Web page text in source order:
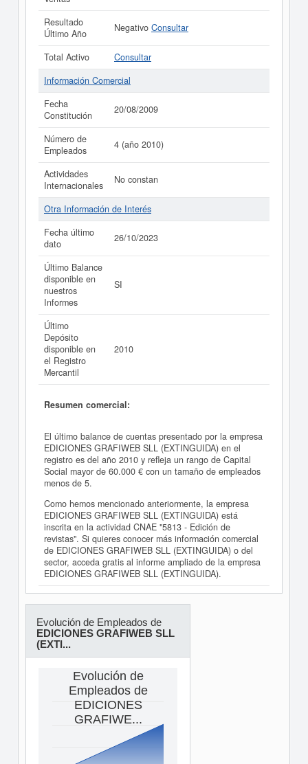
Resultado
Último Año
Negativo Consultar
Total Activo
Consultar
Información Comercial
Fecha
Constitución
20/08/2009
Número de
Empleados
4 (año 2010)
Actividades
Internacionales
No constan
Otra Información de Interés
Fecha último
dato
26/10/2023
Último Balance
disponible en
nuestros
Informes
SI
Último
Depósito
disponible en
el Registro
Mercantil
2010
Resumen comercial:
El último balance de cuentas presentado por la empresa
EDICIONES GRAFIWEB SLL (EXTINGUIDA) en el
registro es del año 2010 y refleja un rango de Capital
Social mayor de 60.000 € con un tamaño de empleados
menos de 5.
Como hemos mencionado anteriormente, la empresa
EDICIONES GRAFIWEB SLL (EXTINGUIDA) está
inscrita en la actividad CNAE "5813 - Edición de
revistas". Si quieres conocer más información comercial
de EDICIONES GRAFIWEB SLL (EXTINGUIDA) o del
sector, acceda gratis al informe ampliado de la empresa
EDICIONES GRAFIWEB SLL (EXTINGUIDA).
Evolución de Empleados de
EDICIONES GRAFIWEB SLL
(EXTI...
Evolución de
Empleados de
EDICIONES
GRAFIWE...